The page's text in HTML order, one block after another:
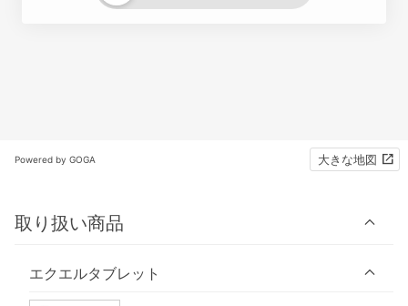
Powered by GOGA 大きな地図
取り扱い商品
エクエルタブレット